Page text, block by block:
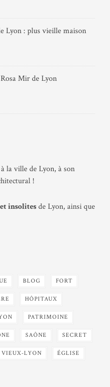
Lyon : plus vieille maison
Mir de Lyon
la ville de Lyon, à son
!
insolitesde Lyon, ainsi que
BLOG FORT
HÔPITAUX
PATRIMOINE
SAÔNE SECRET
VIEUX-LYON ÉGLISE